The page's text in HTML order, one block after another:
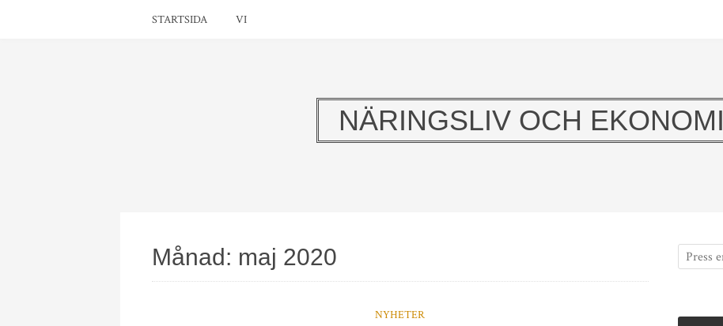
STARTSIDA VI
NÄRINGSLIV OCH EKONOMI
Månad: maj 2020
NYHETER